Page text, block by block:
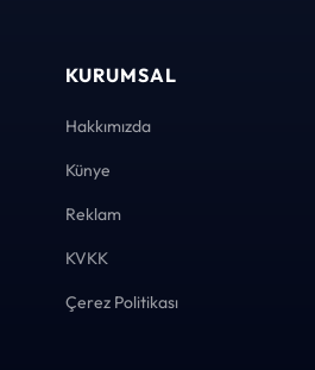
KURUMSAL
Hakkımızda
Künye
Reklam
KVKK
Çerez Politikası